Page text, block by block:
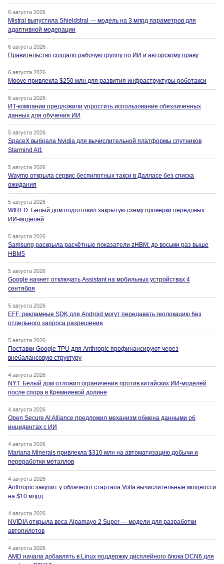
6 августа 2026
Mistral выпустила Shieldstral — модель на 3 млрд параметров для
адаптивной модерации
6 августа 2026
Правительство создало рабочую группу по ИИ и авторскому праву
6 августа 2026
Moove привлекла $250 млн для развития инфраструктуры роботакси
6 августа 2026
ИТ-компании предложили упростить использование обезличенных
данных для обучения ИИ
5 августа 2026
SpaceX выбрала Nvidia для вычислительной платформы спутников
Starmind AI1
5 августа 2026
Waymo открыла сервис беспилотных такси в Далласе без списка
ожидания
5 августа 2026
WIRED: Белый дом подготовил закрытую схему проверки передовых
ИИ-моделей
5 августа 2026
Samsung раскрыла расчётные показатели zHBM: до восьми раз выше
HBM5
5 августа 2026
Google начнет отключать Assistant на мобильных устройствах 4
сентября
5 августа 2026
EFF: рекламные SDK для Android могут передавать геолокацию без
отдельного запроса разрешения
5 августа 2026
Поставки Google TPU для Anthropic профинансируют через
внебалансовую структуру
4 августа 2026
NYT: Белый дом отложил ограничения против китайских ИИ-моделей
после спора в Кремниевой долине
4 августа 2026
Open Secure AI Alliance предложил механизм обмена данными об
инцидентах с ИИ
4 августа 2026
Mariana Minerals привлекла $310 млн на автоматизацию добычи и
переработки металлов
4 августа 2026
Anthropic закупит у облачного стартапа Volta вычислительные мощности
на $10 млрд
4 августа 2026
NVIDIA открыла веса Alpamayo 2 Super — модели для разработки
автопилотов
4 августа 2026
AMD начала добавлять в Linux поддержку дисплейного блока DCN6 для